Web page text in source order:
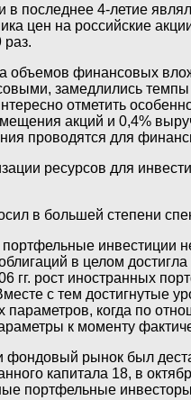
в последнее 4-летие
цен на российские
объемов финансовых
замедлились
отметить
акций и 0,4%
проводятся для
ресурсов для
в большей степени
инвестиции
в целом
гг. рост иностранных
с тем достигнутые
параметров, когда по
к моменту
рынок был
капитала 18, в
портфельные